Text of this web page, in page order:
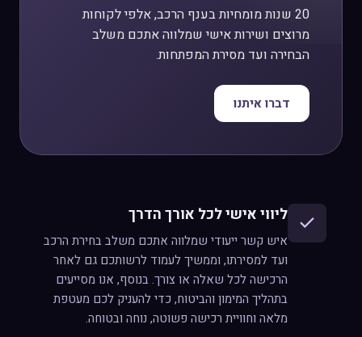
20 שנות מומחיות בענף הרכב, אלפי לקוחות
מרוצים ושירות אישי שמלווה אתכם משלב
הבחירה ועד מסירת המפתחות.
דברו איתנו
ליווי אישי לכל אורך הדרך
איש קשר ייעודי שמלווה אתכם משלב בחירת הרכב
ועד למסירתו, וממשיך לעמוד לרשותכם גם לאחר
הרכישה לכל שאלה או צורך. בנוסף, אנו מסייעים
בתהליך המימון והביטוח, כדי להעניק לכם מעטפת
מלאה וחוויית רכישה פשוטה, נוחה ובטוחה.